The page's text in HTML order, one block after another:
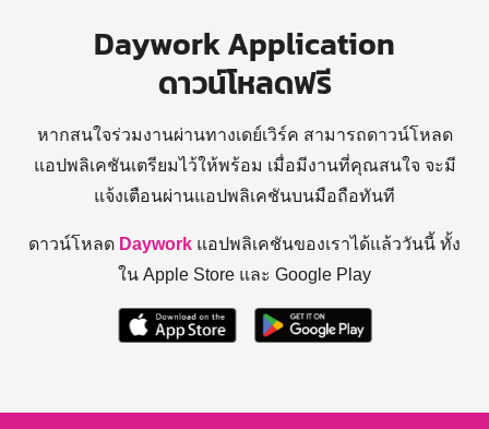
Daywork Application
ดาวน์โหลดฟรี
หากสนใจร่วมงานผ่านทางเดย์เวิร์ค สามารถดาวน์โหลด
แอปพลิเคชันเตรียมไว้ให้พร้อม เมื่อมีงานที่คุณสนใจ จะมี
แจ้งเตือนผ่านแอปพลิเคชันบนมือถือทันที
ดาวน์โหลด Daywork แอปพลิเคชันของเราได้แล้ววันนี้ ทั้ง
ใน Apple Store และ Google Play